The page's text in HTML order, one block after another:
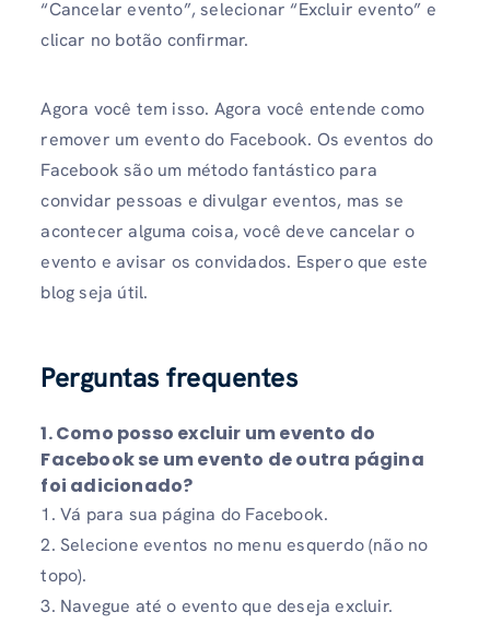
“Cancelar evento”, selecionar “Excluir evento” e
clicar no botão confirmar.
Agora você tem isso. Agora você entende como
remover um evento do Facebook. Os eventos do
Facebook são um método fantástico para
convidar pessoas e divulgar eventos, mas se
acontecer alguma coisa, você deve cancelar o
evento e avisar os convidados. Espero que este
blog seja útil.
Perguntas frequentes
1.Como posso excluir um evento do
Facebook se um evento de outra página
foi adicionado?
1. Vá para sua página do Facebook.
2. Selecione eventos no menu esquerdo (não no
topo).
3. Navegue até o evento que deseja excluir.